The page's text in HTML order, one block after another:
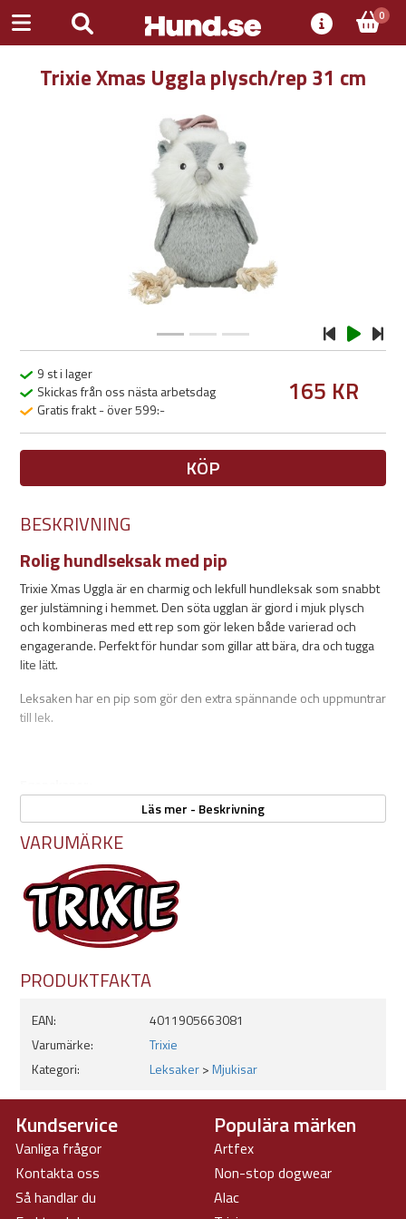
0
Trixie Xmas Uggla plysch/rep 31 cm
9 st i lager
Skickas från oss nästa arbetsdag
Gratis frakt - över 599:-
165 KR
KÖP
BESKRIVNING
Rolig hundlseksak med pip
Trixie Xmas Uggla är en charmig och lekfull hundleksak som snabbt
ger julstämning i hemmet. Den söta ugglan är gjord i mjuk plysch
och kombineras med ett rep som gör leken både varierad och
engagerande. Perfekt för hundar som gillar att bära, dra och tugga
lite lätt.
Leksaken har en pip som gör den extra spännande och uppmuntrar
till lek.
Julig hundleksak i form av en uggla
Mjuk plysch (polyester) kombinerad med rep
Passar draglek, apport och myslek
Storlek: 31 cm
Läs mer - Beskrivning
VARUMÄRKE
PRODUKTFAKTA
EAN:
4011905663081
Varumärke:
Trixie
Kategori:
Leksaker>Mjukisar
Kundservice
Vanliga frågor
Kontakta oss
Så handlar du
Populära märken
Artfex
Non-stop dogwear
Alac